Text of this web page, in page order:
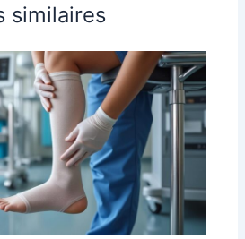
similaires